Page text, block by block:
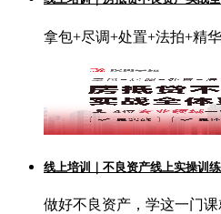
拿包+尽调+处置+法拍+精
线上培训｜不良资产线上实操训
做好不良资产，学这一门课